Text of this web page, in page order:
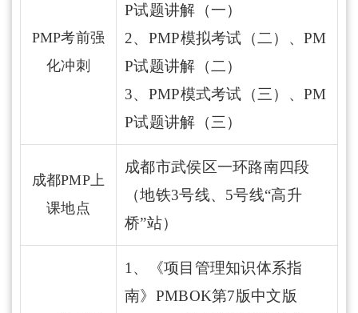
PMP考前强
化冲刺
P试题讲解（一）
2、PMP模拟考试（二）、PM
P试题讲解（二）
3、PMP模式考试（三）、PM
P试题讲解（三）
成都PMP上
课地点
成都市武侯区一环路南四段
（地铁3号线、5号线“高升
桥”站）
1、《项目管理知识体系指
南》PMBOK第7版中文版